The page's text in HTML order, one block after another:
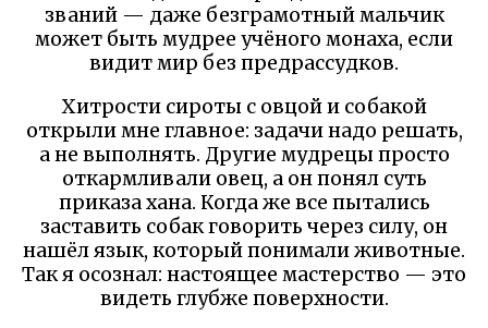
званий — даже безграмотный мальчик
может быть мудрее учёного монаха, если
видит мир без предрассудков.
Хитрости сироты с овцой и собакой
открыли мне главное: задачи надо решать,
а не выполнять. Другие мудрецы просто
откармливали овец, а он понял суть
приказа хана. Когда же все пытались
заставить собак говорить через силу, он
нашёл язык, который понимали животные.
Так я осознал: настоящее мастерство — это
видеть глубже поверхности.